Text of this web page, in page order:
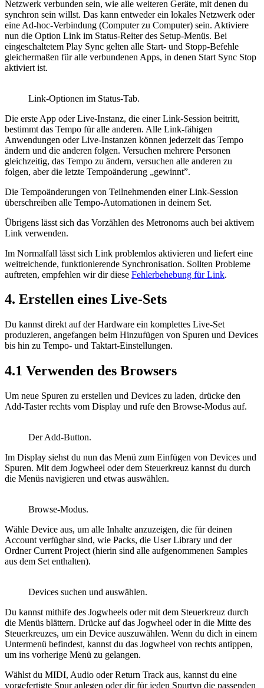
Netzwerk verbunden sein, wie alle weiteren Geräte, mit denen du
synchron sein willst. Das kann entweder ein lokales Netzwerk oder
eine Ad-hoc-Verbindung (Computer zu Computer) sein. Aktiviere
nun die Option Link im Status-Reiter des Setup-Menüs. Bei
eingeschaltetem Play Sync gelten alle Start- und Stopp-Befehle
gleichermaßen für alle verbundenen Apps, in denen Start Sync Stop
aktiviert ist.
Link-Optionen im Status-Tab.
Die erste App oder Live-Instanz, die einer Link-Session beitritt,
bestimmt das Tempo für alle anderen. Alle Link-fähigen
Anwendungen oder Live-Instanzen können jederzeit das Tempo
ändern und die anderen folgen. Versuchen mehrere Personen
gleichzeitig, das Tempo zu ändern, versuchen alle anderen zu
folgen, aber die letzte Tempoänderung „gewinnt”.
Die Tempoänderungen von Teilnehmenden einer Link-Session
überschreiben alle Tempo-Automationen in deinem Set.
Übrigens lässt sich das Vorzählen des Metronoms auch bei aktivem
Link verwenden.
Im Normalfall lässt sich Link problemlos aktivieren und liefert eine
weitreichende, funktionierende Synchronisation. Sollten Probleme
auftreten, empfehlen wir dir diese Fehlerbehebung für Link.
4. Erstellen eines Live-Sets
Du kannst direkt auf der Hardware ein komplettes Live-Set
produzieren, angefangen beim Hinzufügen von Spuren und Devices
bis hin zu Tempo- und Taktart-Einstellungen.
4.1 Verwenden des Browsers
Um neue Spuren zu erstellen und Devices zu laden, drücke den
Add-Taster rechts vom Display und rufe den Browse-Modus auf.
Der Add-Button.
Im Display siehst du nun das Menü zum Einfügen von Devices und
Spuren. Mit dem Jogwheel oder dem Steuerkreuz kannst du durch
die Menüs navigieren und etwas auswählen.
Browse-Modus.
Wähle Device aus, um alle Inhalte anzuzeigen, die für deinen
Account verfügbar sind, wie Packs, die User Library und der
Ordner Current Project (hierin sind alle aufgenommenen Samples
aus dem Set enthalten).
Devices suchen und auswählen.
Du kannst mithife des Jogwheels oder mit dem Steuerkreuz durch
die Menüs blättern. Drücke auf das Jogwheel oder in die Mitte des
Steuerkreuzes, um ein Device auszuwählen. Wenn du dich in einem
Untermenü befindest, kannst du das Jogwheel von rechts antippen,
um ins vorherige Menü zu gelangen.
Wählst du MIDI, Audio oder Return Track aus, kannst du eine
vorgefertigte Spur anlegen oder dir für jeden Spurtyp die passenden